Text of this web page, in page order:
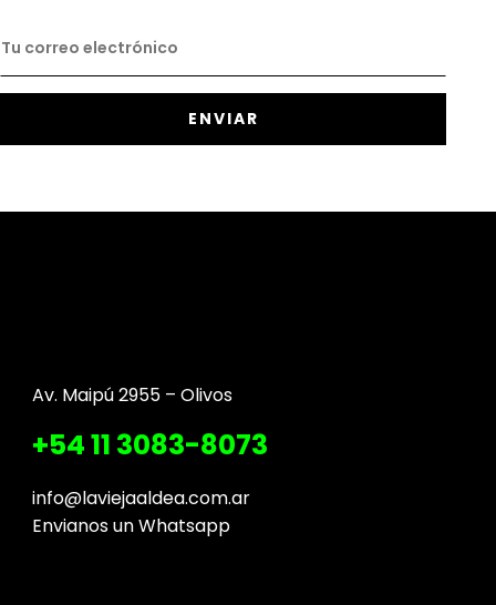
Av. Maipú 2955 – Olivos
+54 11 3083-8073
info@laviejaaldea.com.ar
Envianos un Whatsapp